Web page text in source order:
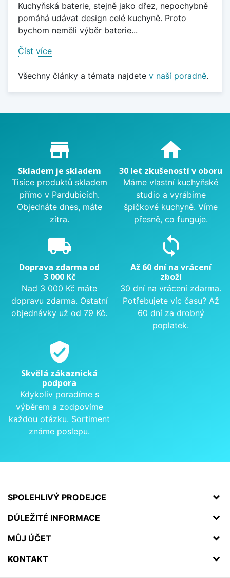
Kuchyňská baterie, stejně jako dřez, nepochybně
pomáhá udávat design celé kuchyně. Proto
bychom neměli výběr baterie...
Číst více
Všechny články a témata najdete v naší poradně.
Proč nakupovat u nás?
store_mall_directory
Skladem je skladem
Tisíce produktů skladem
přímo v Pardubicích.
Objednáte dnes, máte
zítra.
home
30 let zkušeností v oboru
Máme vlastní kuchyňské
studio a vyrábíme
špičkové kuchyně. Víme
přesně, co funguje.
local_shipping
Doprava zdarma od
3 000 Kč
Nad 3 000 Kč máte
dopravu zdarma. Ostatní
objednávky už od 79 Kč.
sync
Až 60 dní na vrácení
zboží
30 dní na vrácení zdarma.
Potřebujete víc času? Až
60 dní za drobný
poplatek.
verified_user
Skvělá zákaznická
podpora
Kdykoliv poradíme s
výběrem a zodpovíme
každou otázku. Sortiment
známe poslepu.
SPOLEHLIVÝ PRODEJCE
DŮLEŽITÉ INFORMACE
MŮJ ÚČET
KONTAKT